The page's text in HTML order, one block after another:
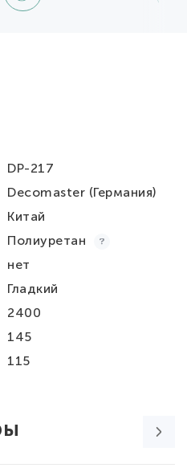
DP-217
Decomaster (Германия)
Китай
Полиуретан
нет
Гладкий
2400
145
115